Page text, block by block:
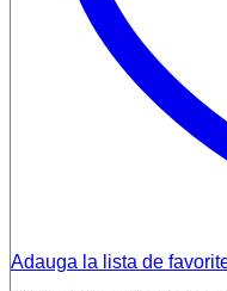
Adauga la lista de